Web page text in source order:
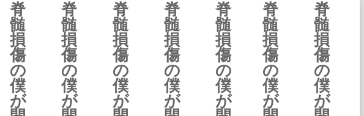
脊
髄
損
傷
の
僕
が
脊
髄
損
傷
の
僕
が
脊
髄
損
傷
の
僕
が
脊
髄
損
傷
の
僕
が
脊
髄
損
傷
の
僕
が
脊
髄
損
傷
の
僕
が
脊
髄
損
傷
の
僕
が